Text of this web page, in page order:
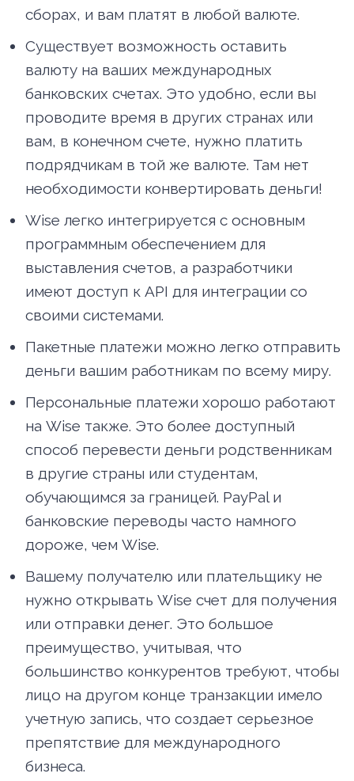
сборах, и вам платят в любой валюте.
Существует возможность оставить
валюту на ваших международных
банковских счетах. Это удобно, если вы
проводите время в других странах или
вам, в конечном счете, нужно платить
подрядчикам в той же валюте. Там нет
необходимости конвертировать деньги!
Wise легко интегрируется с основным
программным обеспечением для
выставления счетов, а разработчики
имеют доступ к API для интеграции со
своими системами.
Пакетные платежи можно легко отправить
деньги вашим работникам по всему миру.
Персональные платежи хорошо работают
на Wise также. Это более доступный
способ перевести деньги родственникам
в другие страны или студентам,
обучающимся за границей. PayPal и
банковские переводы часто намного
дороже, чем Wise.
Вашему получателю или плательщику не
нужно открывать Wise счет для получения
или отправки денег. Это большое
преимущество, учитывая, что
большинство конкурентов требуют, чтобы
лицо на другом конце транзакции имело
учетную запись, что создает серьезное
препятствие для международного
бизнеса.